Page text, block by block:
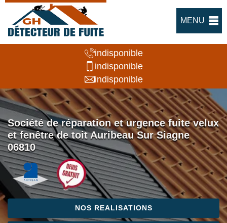
MENU
indisponible
indisponible
indisponible
Société de réparation et urgence fuite velux
et fenêtre de toit Auribeau Sur Siagne
06810
NOS REALISATIONS